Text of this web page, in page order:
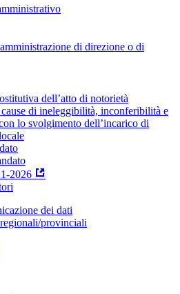
di direzione o di
dell’atto di notorietà
cause di ineleggibilità, inconferibilità e
lo svolgimento dell’incarico di
2026
dei dati
provinciali